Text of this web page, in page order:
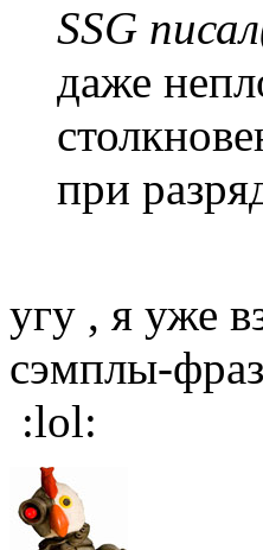
SSG
даже
при
угу , я уже
сэмплы-
:lol: